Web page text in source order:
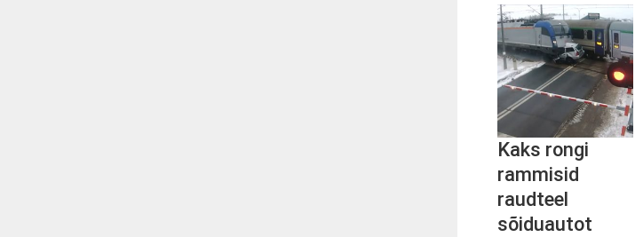
Kaks rongi
rammisid
raudteel
sõiduautot